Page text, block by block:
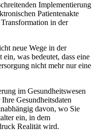
Implementierung
Patientenakte
in der
neue Wege in der
was bedeutet, dass eine
nicht mehr nur eine
im Gesundheitswesen
Gesundheitsdaten
davon, wo Sie
ein, in dem
Realität wird.